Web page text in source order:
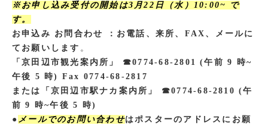
※お申し込み受付の開始は3月22日（水）10:00~ で
す。
お申込み お問合わせ ：お電話、来所、FAX、メールに
てお願いします 。
「京田辺市観光案内所」 ☎︎0774-68-2801 (午前 9 時~
午後 5 時) Fax 0774-68-2817
または「京田辺市駅ナカ案内所」 ☎︎0774-68-2810 (午
前 9 時~午後 5 時)
● メールでのお問い合わせはポスターのアドレスにお願